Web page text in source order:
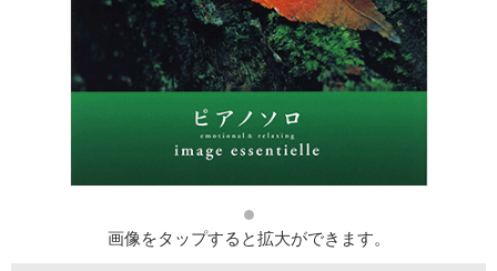
画像をタップすると拡大ができます。